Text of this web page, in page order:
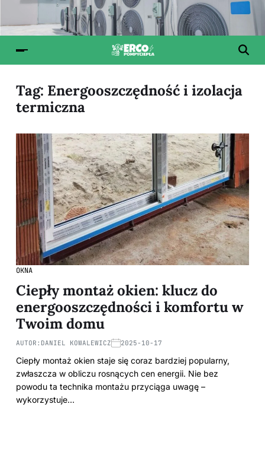
Tag: Energooszczędność i izolacja
termiczna
OKNA
Ciepły montaż okien: klucz do
energooszczędności i komfortu w
Twoim domu
AUTOR: DANIEL KOWALEWICZ 2025-10-17
Ciepły montaż okien staje się coraz bardziej popularny,
zwłaszcza w obliczu rosnących cen energii. Nie bez
powodu ta technika montażu przyciąga uwagę –
wykorzystuje…